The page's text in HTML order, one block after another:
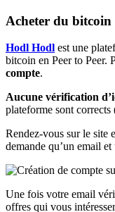
Acheter du
Hodl Hodl est une
bitcoin en Peer to Peer.
compte.
Aucune vérification
plateforme sont
Rendez-vous sur le site
demande qu’un email
Une fois votre email
offres qui vous